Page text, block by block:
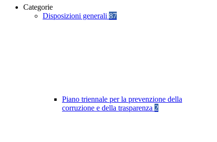
Categorie
Disposizioni generali 87
Piano triennale per la prevenzione della
corruzione e della trasparenza 2